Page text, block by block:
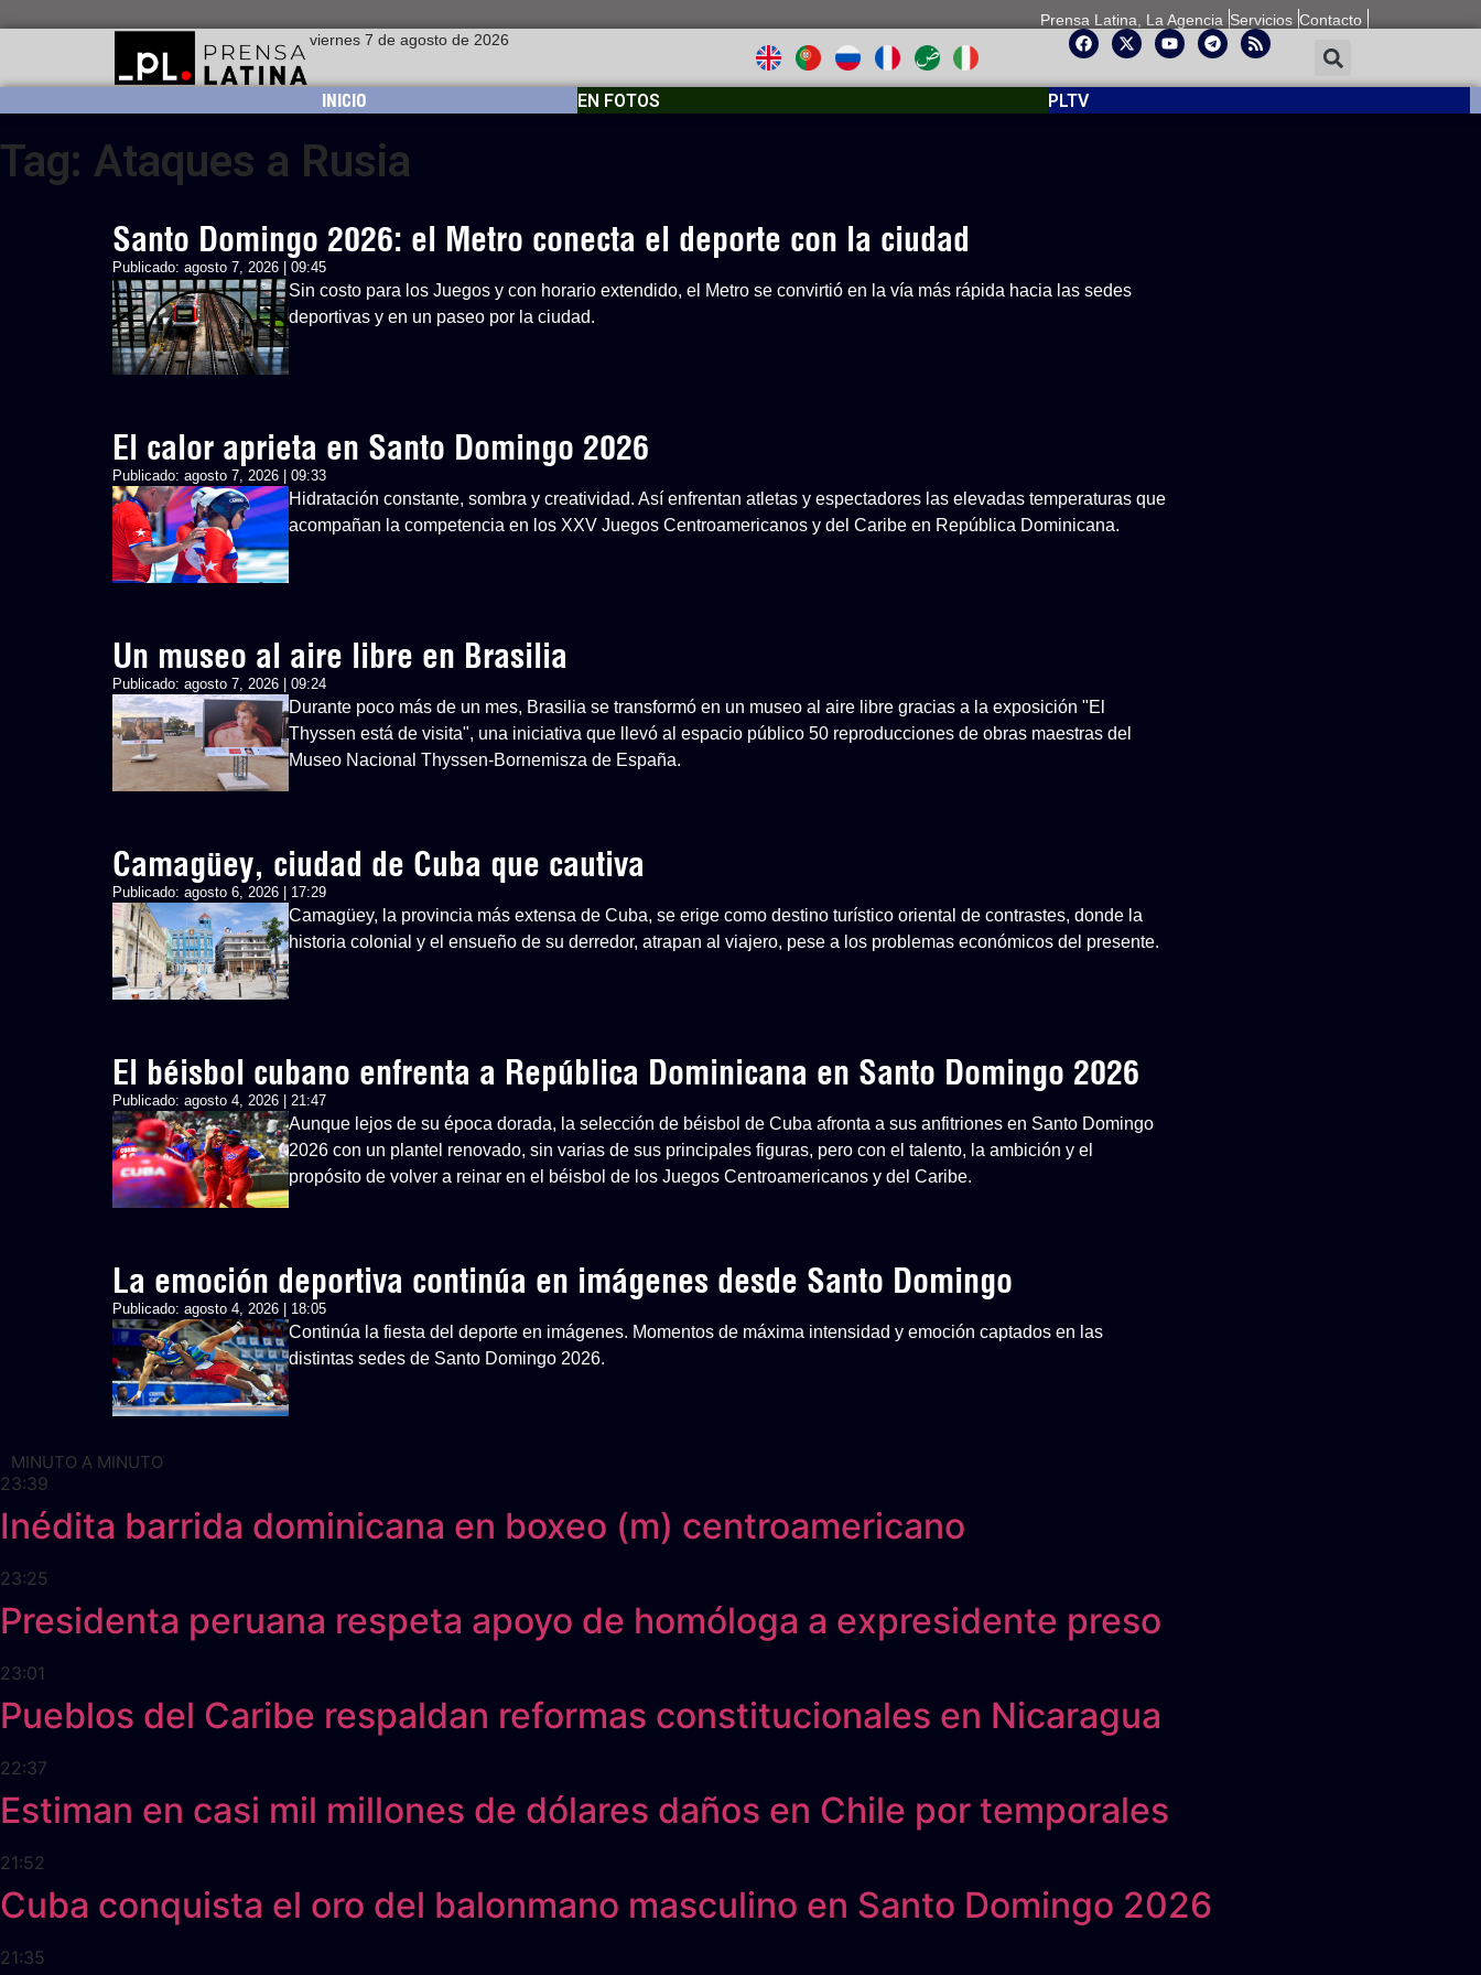
Prensa Latina, La Agencia Servicios Contacto
viernes 7 de agosto de 2026
INICIO EN FOTOS PLTV
Tag: Ataques a Rusia
Santo Domingo 2026: el Metro conecta el deporte con la ciudad
Publicado: agosto 7, 2026 | 09:45
Sin costo para los Juegos y con horario extendido, el Metro se convirtió en la vía más rápida hacia las sedes
deportivas y en un paseo por la ciudad.
El calor aprieta en Santo Domingo 2026
Publicado: agosto 7, 2026 | 09:33
Hidratación constante, sombra y creatividad. Así enfrentan atletas y espectadores las elevadas temperaturas que
acompañan la competencia en los XXV Juegos Centroamericanos y del Caribe en República Dominicana.
Un museo al aire libre en Brasilia
Publicado: agosto 7, 2026 | 09:24
Durante poco más de un mes, Brasilia se transformó en un museo al aire libre gracias a la exposición "El
Thyssen está de visita", una iniciativa que llevó al espacio público 50 reproducciones de obras maestras del
Museo Nacional Thyssen-Bornemisza de España.
Camagüey, ciudad de Cuba que cautiva
Publicado: agosto 6, 2026 | 17:29
Camagüey, la provincia más extensa de Cuba, se erige como destino turístico oriental de contrastes, donde la
historia colonial y el ensueño de su derredor, atrapan al viajero, pese a los problemas económicos del presente.
El béisbol cubano enfrenta a República Dominicana en Santo Domingo 2026
Publicado: agosto 4, 2026 | 21:47
Aunque lejos de su época dorada, la selección de béisbol de Cuba afronta a sus anfitriones en Santo Domingo
2026 con un plantel renovado, sin varias de sus principales figuras, pero con el talento, la ambición y el
propósito de volver a reinar en el béisbol de los Juegos Centroamericanos y del Caribe.
La emoción deportiva continúa en imágenes desde Santo Domingo
Publicado: agosto 4, 2026 | 18:05
Continúa la fiesta del deporte en imágenes. Momentos de máxima intensidad y emoción captados en las
distintas sedes de Santo Domingo 2026.
MINUTO A MINUTO
23:39
Inédita barrida dominicana en boxeo (m) centroamericano
23:25
Presidenta peruana respeta apoyo de homóloga a expresidente preso
23:01
Pueblos del Caribe respaldan reformas constitucionales en Nicaragua
22:37
Estiman en casi mil millones de dólares daños en Chile por temporales
21:52
Cuba conquista el oro del balonmano masculino en Santo Domingo 2026
21:35